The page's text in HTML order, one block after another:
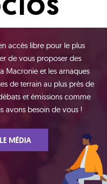
accès libre pour le plus
de vous proposer des
Macronie et les arnaques
de terrain au plus près de
et émissions comme
avons besoin de vous !
MÉDIA